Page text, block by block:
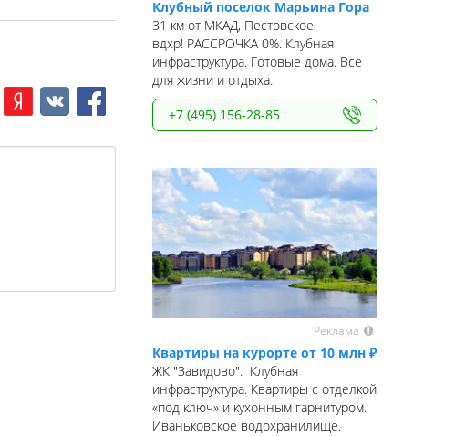
Клубный поселок Марьина Гора
31 км от МКАД, Пестовское
вдхр! РАССРОЧКА 0%. Клубная
инфраструктура. Готовые дома. Все
для жизни и отдыха.
+7 (495) 156-28-85
Реклама
Квартиры на курорте от 10 млн ₽
ЖК "Завидово". Клубная
инфраструктура. Квартиры с отделкой
«под ключ» и кухонным гарнитуром.
Иваньковское водохранилище.